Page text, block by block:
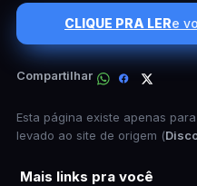
CLIQUE PRA LERe
Compartilhar
Esta página existe apenas
levado ao site de origem (
Mais links pra você